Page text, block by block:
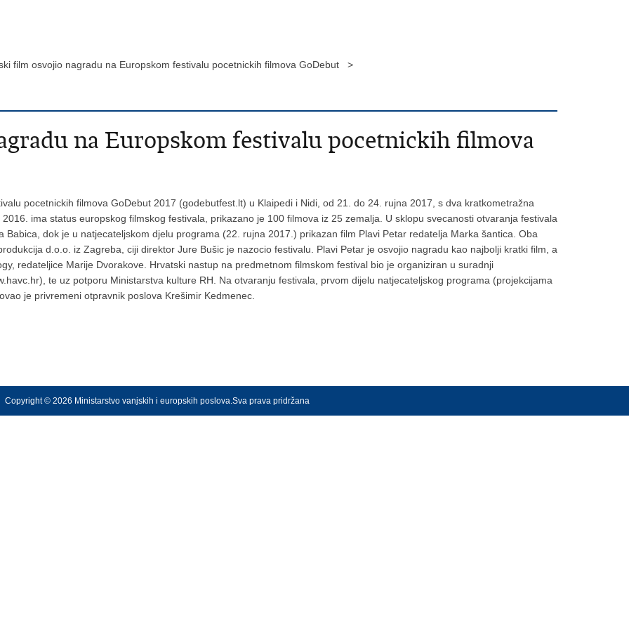
film osvojio nagradu na Europskom festivalu pocetnickih filmova GoDebut >
na Europskom festivalu pocetnickih filmova
pocetnickih filmova GoDebut 2017 (godebutfest.lt) u Klaipedi i Nidi, od 21. do 24. rujna 2017, s dva kratkometražna
ima status europskog filmskog festivala, prikazano je 100 filmova iz 25 zemalja. U sklopu svecanosti otvaranja festivala
dok je u natjecateljskom djelu programa (22. rujna 2017.) prikazan film Plavi Petar redatelja Marka šantica. Oba
d.o.o. iz Zagreba, ciji direktor Jure Bušic je nazocio festivalu. Plavi Petar je osvojio nagradu kao najbolji kratki film, a
redateljice Marije Dvorakove. Hrvatski nastup na predmetnom filmskom festival bio je organiziran u suradnji
te uz potporu Ministarstva kulture RH. Na otvaranju festivala, prvom dijelu natjecateljskog programa (projekcijama
je privremeni otpravnik poslova Krešimir Kedmenec.
Copyright © 2026 Ministarstvo vanjskih i europskih poslova.Sva prava pridržana